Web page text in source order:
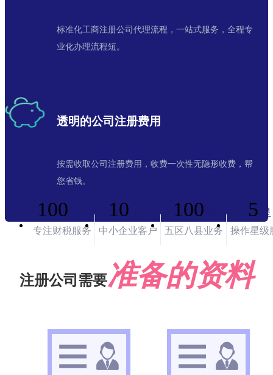
标准化工商注册公司代理流程，一站式服务，全程专
业化办理流程短。
透明的公司注册费用
按需收取公司注册费用，收费一次性无隐形收费，帮
您省钱。
100
专注财税服务
10
中小企业客户
100
五区八县业务
5 星
操作星级
注册公司需要准备的资料